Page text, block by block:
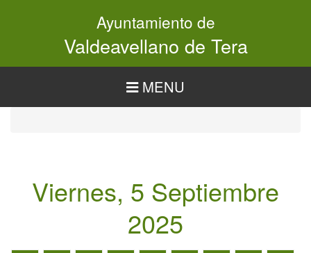
Ayuntamiento de
Valdeavellano de Tera
MENU
Viernes, 5 Septiembre
2025